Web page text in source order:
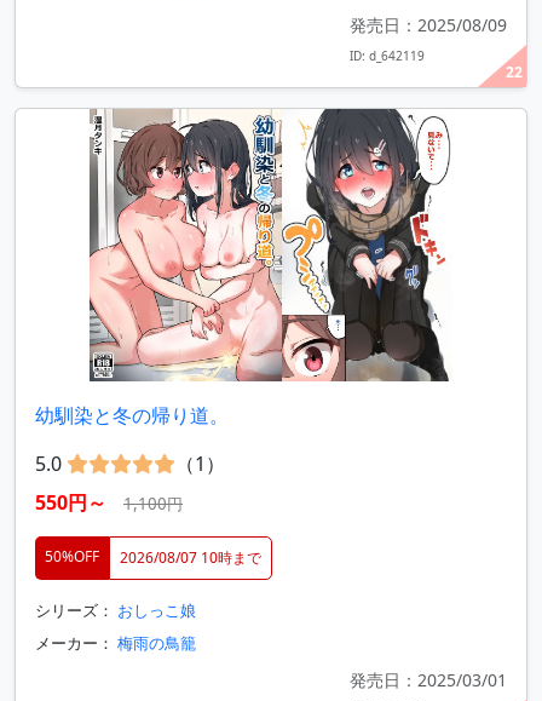
22
発売日：2025/08/09
ID: d_642119
幼馴染と冬の帰り道。
5.0
（1）
550円～
1,100円
50%OFF 2026/08/07 10時まで
シリーズ： おしっこ娘
メーカー： 梅雨の鳥籠
発売日：2025/03/01